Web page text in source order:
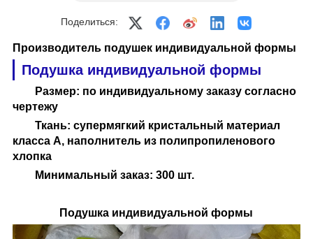
Поделиться:
Производитель подушек индивидуальной формы
Подушка индивидуальной формы
Размер: по индивидуальному заказу согласно
чертежу
Ткань: супермягкий кристальный материал
класса А, наполнитель из полипропиленового
хлопка
Минимальный заказ: 300 шт.
Подушка индивидуальной формы